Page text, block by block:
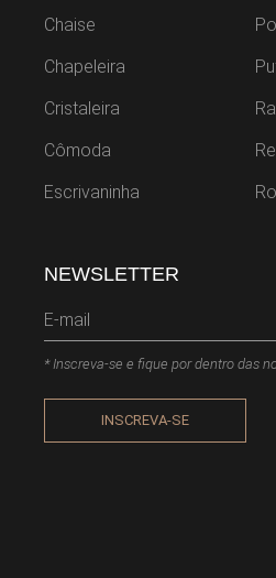
Chaise
Chapeleira
Cristaleira
Cômoda
Escrivaninha
NEWSLETTER
* Inscreva-se e fique por dentro das
INSCREVA-SE